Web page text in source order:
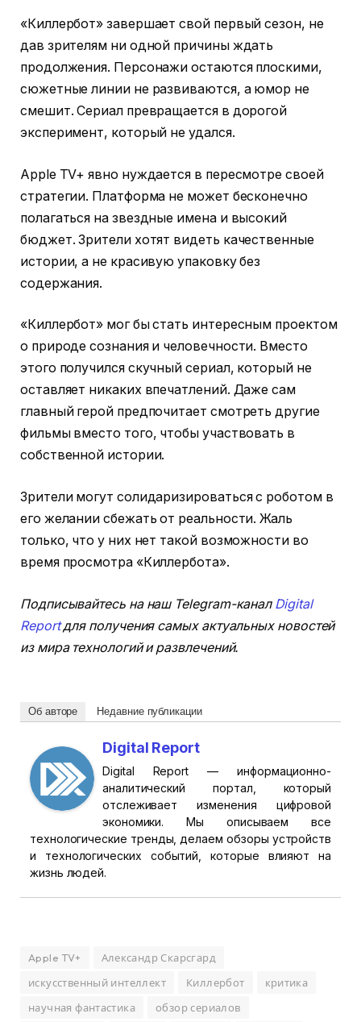
«Киллербот» завершает свой первый сезон, не
дав зрителям ни одной причины ждать
продолжения. Персонажи остаются плоскими,
сюжетные линии не развиваются, а юмор не
смешит. Сериал превращается в дорогой
эксперимент, который не удался.
Apple TV+ явно нуждается в пересмотре своей
стратегии. Платформа не может бесконечно
полагаться на звездные имена и высокий
бюджет. Зрители хотят видеть качественные
истории, а не красивую упаковку без
содержания.
«Киллербот» мог бы стать интересным проектом
о природе сознания и человечности. Вместо
этого получился скучный сериал, который не
оставляет никаких впечатлений. Даже сам
главный герой предпочитает смотреть другие
фильмы вместо того, чтобы участвовать в
собственной истории.
Зрители могут солидаризироваться с роботом в
его желании сбежать от реальности. Жаль
только, что у них нет такой возможности во
время просмотра «Киллербота».
Подписывайтесь на наш Telegram-канал Digital
Reportдля получения самых актуальных новостей
из мира технологий и развлечений.
Об авторе Недавние публикации
Digital Report
Digital Report — информационно-
аналитический портал, который
отслеживает изменения цифровой
экономики. Мы описываем все
технологические тренды, делаем обзоры устройств
и технологических событий, которые влияют на
жизнь людей.
Apple TV+
Александр Скарсгард
искусственный интеллект
Киллербот
критика
научная фантастика
обзор сериалов